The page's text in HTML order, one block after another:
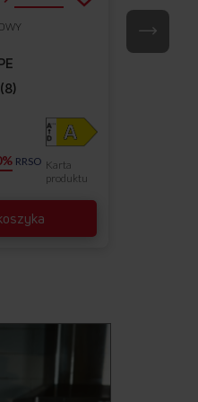
Karta
produktu
RRSO